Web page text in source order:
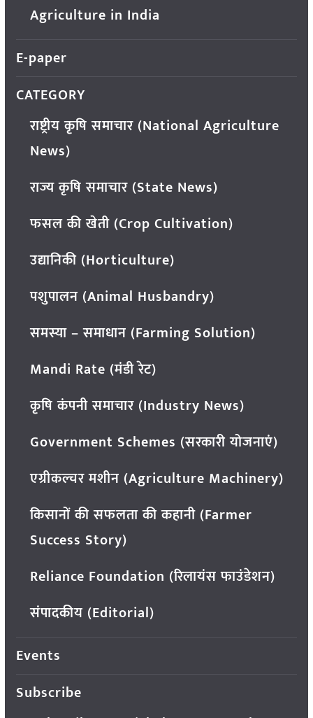
Agriculture in India
E-paper
CATEGORY
राष्ट्रीय कृषि समाचार (National Agriculture
News)
राज्य कृषि समाचार (State News)
फसल की खेती (Crop Cultivation)
उद्यानिकी (Horticulture)
पशुपालन (Animal Husbandry)
समस्या – समाधान (Farming Solution)
Mandi Rate (मंडी रेट)
कृषि कंपनी समाचार (Industry News)
Government Schemes (सरकारी योजनाएं)
एग्रीकल्चर मशीन (Agriculture Machinery)
किसानों की सफलता की कहानी (Farmer
Success Story)
Reliance Foundation (रिलायंस फाउंडेशन)
संपादकीय (Editorial)
Events
Subscribe